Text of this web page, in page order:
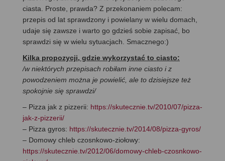
ciasta. Proste, prawda? Z przekonaniem polecam:
przepis od lat sprawdzony i powielany w wielu domach,
udaje się zawsze i warto go gdzieś sobie zapisać, bo
sprawdzi się w wielu sytuacjach. Smacznego:)
Kilka propozycji, gdzie wykorzystać to ciasto:
/w niektórych przepisach robiłam inne ciasto i z
powodzeniem można je powielić, ale to dzisiejsze też
spokojnie się sprawdzi/
– Pizza jak z pizzerii: https://skutecznie.tv/2010/07/pizza-
jak-z-pizzerii/
– Pizza gyros: https://skutecznie.tv/2014/08/pizza-gyros/
– Domowy chleb czosnkowo-ziołowy:
https://skutecznie.tv/2012/06/domowy-chleb-czosnkowo-